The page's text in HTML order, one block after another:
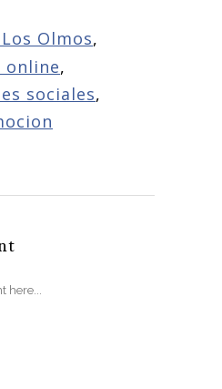
Olmos,
online,
sociales,